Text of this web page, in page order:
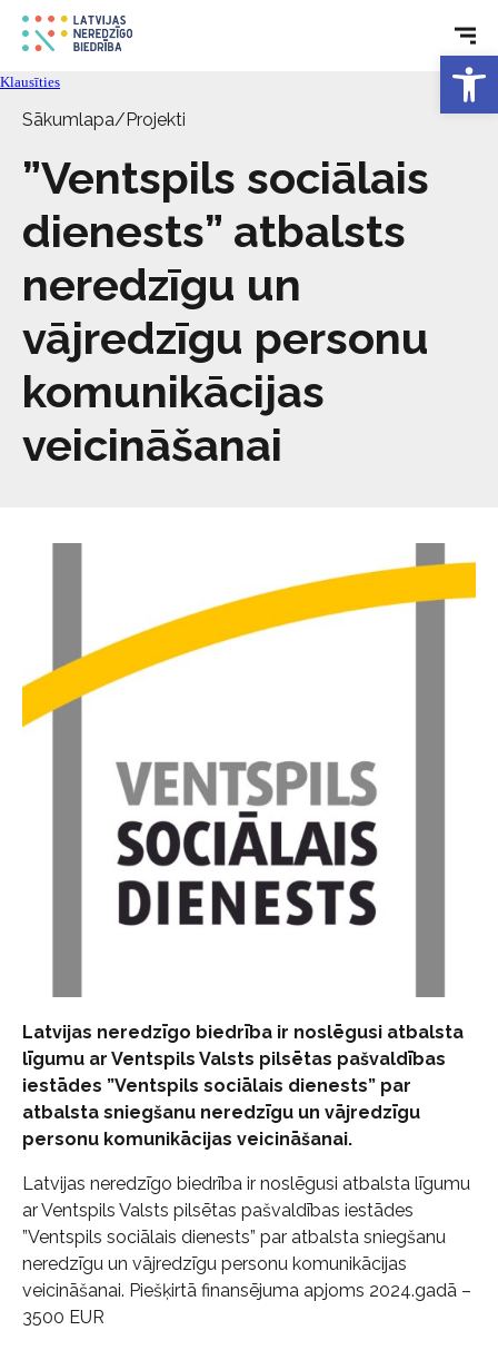
Rehabilitācija
Tehniskie palīglīdzekļi
Aktualitātes
Pakalpojumi
Par biedrību
Kontakti
Klausīties
Sākumlapa/Projekti
”Ventspils sociālais
dienests” atbalsts
neredzīgu un
vājredzīgu personu
komunikācijas
veicināšanai
Latvijas neredzīgo biedrība ir noslēgusi atbalsta
līgumu ar Ventspils Valsts pilsētas pašvaldības
iestādes ”Ventspils sociālais dienests” par
atbalsta sniegšanu neredzīgu un vājredzīgu
personu komunikācijas veicināšanai.
Latvijas neredzīgo biedrība ir noslēgusi atbalsta līgumu
ar Ventspils Valsts pilsētas pašvaldības iestādes
”Ventspils sociālais dienests” par atbalsta sniegšanu
neredzīgu un vājredzīgu personu komunikācijas
veicināšanai. Piešķirtā finansējuma apjoms 2024.gadā –
3500 EUR